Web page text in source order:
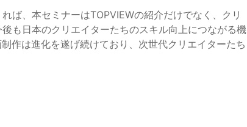
ば、本セミナーはTOPVIEWの紹介だけでなく、クリ
も日本のクリエイターたちのスキル向上につながる機
作は進化を遂げ続けており、次世代クリエイターたち